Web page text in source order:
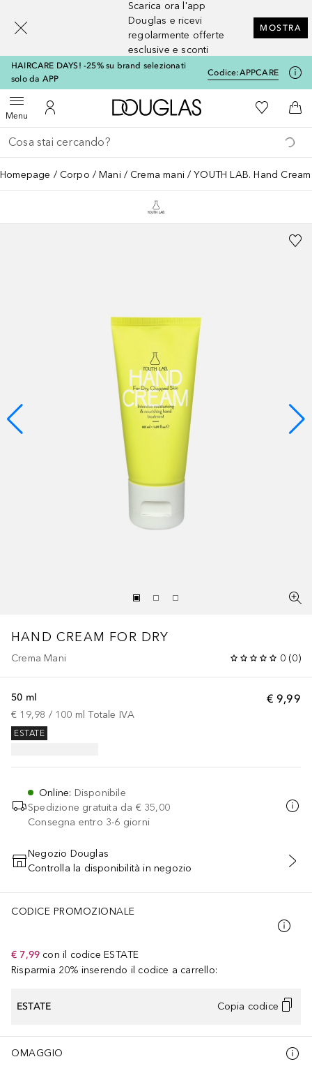
Scarica ora l'app
Douglas e ricevi
regolarmente offerte
esclusive e sconti
MOSTRA
HAIRCARE DAYS! -25% su brand selezionati
solo da APP
Codice:APPCARE
MenuApri menuAl Mio Account
A Douglas HomeAlla Mia
Al
Torna indietro
Esegui ricerca
Homepage Corpo Mani Crema mani YOUTH LAB. Hand
HAND CREAM FOR DRY
Crema Mani 0 (0)
€ 9,99
50 ml
€ 19,98 / 100 ml Totale IVA
ESTATE
Online: Disponibile
Spedizione gratuita da € 35,00
Consegna entro 3-6 giorni
AGGIUNGI AL CARRELLO
Negozio Douglas
Controlla la disponibilità in negozio
CODICE PROMOZIONALE
€ 7,99 con il codice ESTATE
Risparmia 20% inserendo il codice a carrello:
ESTATE Copia codice
OMAGGIO
[navigation.slideout.screenreader]